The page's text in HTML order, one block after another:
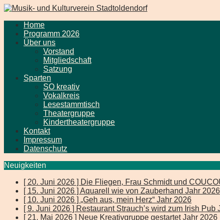
Home
Programm 2026
Über uns
Vorstand
Mitgliedschaft
Satzung
Sparten
SO kreativ
Vokalkreis
Lesestammtisch
Theatergruppe
Kindertheatergruppe
Kontakt
Impressum
Datenschutz
Neuigkeiten
[ 20. Juni 2026 ] Die Fliegen, Frau Schmidt und
[ 15. Juni 2026 ] Aquarell wie von Zauberhand Jahr 2026
[ 10. Juni 2026 ] „Geh aus, mein Herz“ Jahr 2026
[ 9. Juni 2026 ] Restaurant Strauch’s wird zum Irish Pub
[ 21. Mai 2026 ] Neue Kreativgruppe gestartetJahr 2026